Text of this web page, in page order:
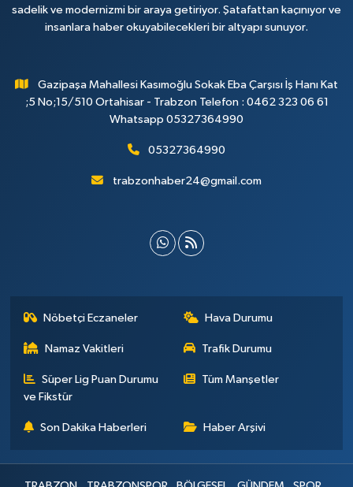
sadelik ve modernizmi bir araya getiriyor. Şatafattan kaçınıyor ve
insanlara haber okuyabilecekleri bir altyapı sunuyor.
Gazipaşa Mahallesi Kasımoğlu Sokak Eba Çarşısı İş Hanı Kat
;5 No;15/510 Ortahisar - Trabzon Telefon : 0462 323 06 61
Whatsapp 05327364990
05327364990
trabzonhaber24@gmail.com
Nöbetçi Eczaneler Hava Durumu
Namaz Vakitleri Trafik Durumu
Süper Lig Puan Durumu
ve Fikstür
Tüm Manşetler
Son Dakika Haberleri Haber Arşivi